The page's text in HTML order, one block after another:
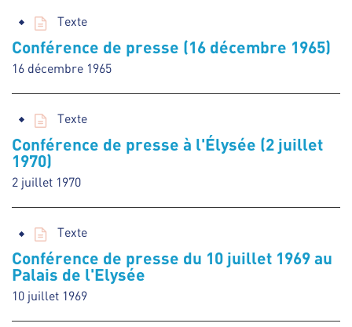
Texte
Conférence de presse (16 décembre 1965)
16 décembre 1965
Texte
Conférence de presse à l'Élysée (2 juillet
1970)
2 juillet 1970
Texte
Conférence de presse du 10 juillet 1969 au
Palais de l'Elysée
10 juillet 1969